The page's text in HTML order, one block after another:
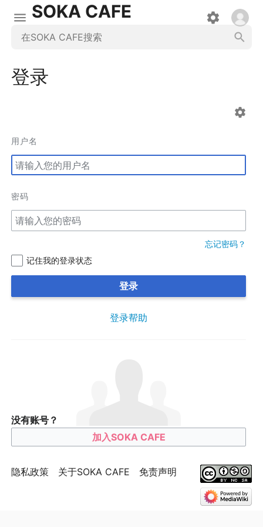
SOKA CAFE
登录
用户名
密码
记住我的登录状态
登录
登录帮助
忘记密码？
没有账号？
加入SOKA CAFE
隐私政策 关于SOKA CAFE 免责声明